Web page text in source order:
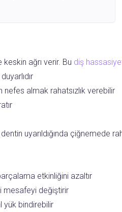
keskin ağrı verir. Bu diş
almak rahatsızlık verebilir
uyarıldığında çiğnemede
etkinliğini azaltır
mesafeyi değiştirir
yük bindirebilir